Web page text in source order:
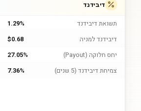
דיבידנד
תשואת דיבידנד
1.29%
דיבידנד למניה
$0.68
יחס חלוקה (Payout)
27.05%
צמיחת דיבידנד (5 שנים)
7.36%